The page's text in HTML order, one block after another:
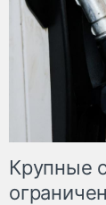
Крупные